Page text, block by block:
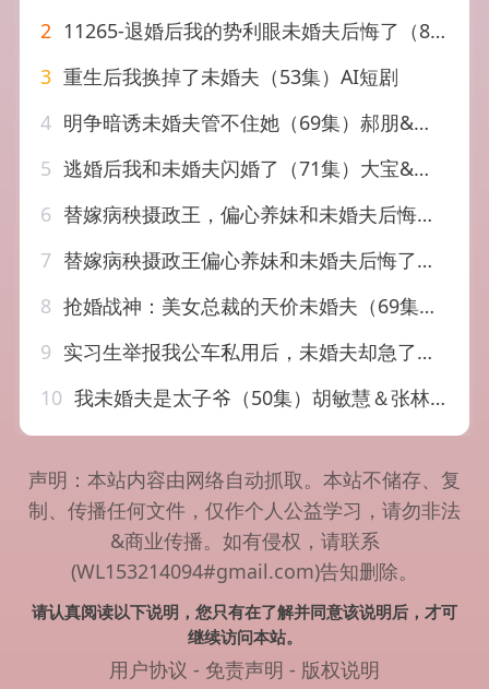
2 11265-退婚后我的势利眼未婚夫后悔了（82集）葛晓希
3 重生后我换掉了未婚夫（53集）AI短剧
4 明争暗诱未婚夫管不住她（69集）郝朋&韩佳卉
5 逃婚后我和未婚夫闪婚了（71集）大宝&鲁紫萱
6 替嫁病秧摄政王，偏心养妹和未婚夫后悔了（60集）
7 替嫁病秧摄政王偏心养妹和未婚夫后悔了（60集）
8 抢婚战神：美女总裁的天价未婚夫（69集）关丁弋＆黄婷婷
9 实习生举报我公车私用后，未婚夫却急了（70集）刘锟泓＆宋晓
10 我未婚夫是太子爷（50集）胡敏慧＆张林烨
声明：本站内容由网络自动抓取。本站不储存、复
制、传播任何文件，仅作个人公益学习，请勿非法
&商业传播。如有侵权，请联系
(WL153214094#gmail.com)告知删除。
请认真阅读以下说明，您只有在了解并同意该说明后，才可
继续访问本站。
用户协议 - 免责声明 - 版权说明